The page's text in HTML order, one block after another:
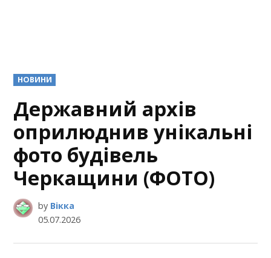
POSTED
IN
НОВИНИ
Державний архів
оприлюднив унікальні
фото будівель
Черкащини (ФОТО)
by Вікка
05.07.2026